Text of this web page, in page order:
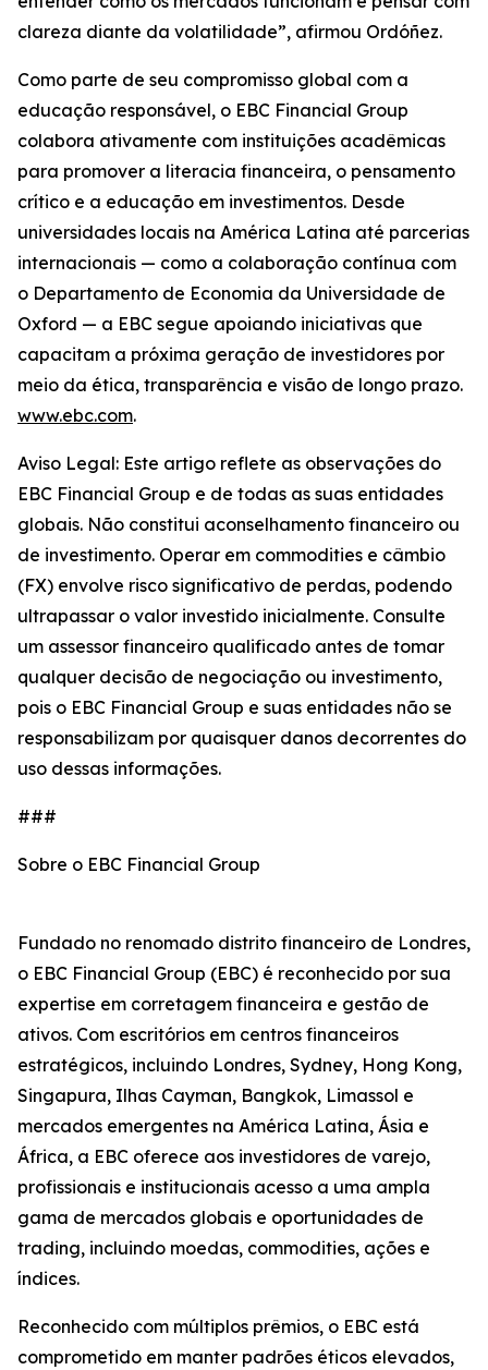
clareza diante da volatilidade”, afirmou Ordóñez.
Como parte de seu compromisso global com a
educação responsável, o EBC Financial Group
colabora ativamente com instituições acadêmicas
para promover a literacia financeira, o pensamento
crítico e a educação em investimentos. Desde
universidades locais na América Latina até parcerias
internacionais — como a colaboração contínua com
o Departamento de Economia da Universidade de
Oxford — a EBC segue apoiando iniciativas que
capacitam a próxima geração de investidores por
meio da ética, transparência e visão de longo prazo.
www.ebc.com.
Aviso Legal: Este artigo reflete as observações do
EBC Financial Group e de todas as suas entidades
globais. Não constitui aconselhamento financeiro ou
de investimento. Operar em commodities e câmbio
(FX) envolve risco significativo de perdas, podendo
ultrapassar o valor investido inicialmente. Consulte
um assessor financeiro qualificado antes de tomar
qualquer decisão de negociação ou investimento,
pois o EBC Financial Group e suas entidades não se
responsabilizam por quaisquer danos decorrentes do
uso dessas informações.
###
Sobre o EBC Financial Group
Fundado no renomado distrito financeiro de Londres,
o EBC Financial Group (EBC) é reconhecido por sua
expertise em corretagem financeira e gestão de
ativos. Com escritórios em centros financeiros
estratégicos, incluindo Londres, Sydney, Hong Kong,
Singapura, Ilhas Cayman, Bangkok, Limassol e
mercados emergentes na América Latina, Ásia e
África, a EBC oferece aos investidores de varejo,
profissionais e institucionais acesso a uma ampla
gama de mercados globais e oportunidades de
trading, incluindo moedas, commodities, ações e
índices.
Reconhecido com múltiplos prêmios, o EBC está
comprometido em manter padrões éticos elevados,